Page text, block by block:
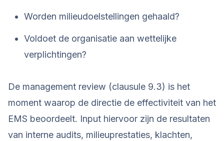
Worden milieudoelstellingen gehaald?
Voldoet de organisatie aan wettelijke
verplichtingen?
De management review (clausule 9.3) is het
moment waarop de directie de effectiviteit van het
EMS beoordeelt. Input hiervoor zijn de resultaten
van interne audits, milieuprestaties, klachten,